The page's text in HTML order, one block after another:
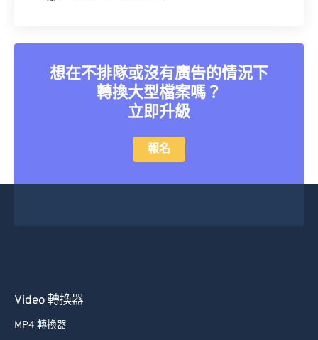
想在不排隊或沒有廣告的情況下
轉換大型檔案嗎？
立即升級
報名
Video 轉換器
MP4 轉換器